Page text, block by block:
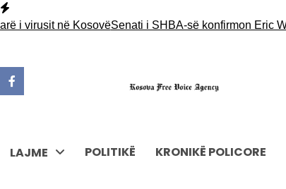
Skip
to
në KosovëSenati i SHBA-së konfirmon Eric
LAJME POLITIKË KRONIKË POLICORE